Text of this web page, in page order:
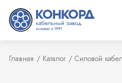
Главная Каталог Силовой